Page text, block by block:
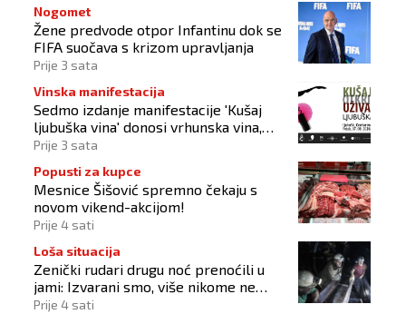
Nogomet
Žene predvode otpor Infantinu dok se
FIFA suočava s krizom upravljanja
Prije 3 sata
Vinska manifestacija
Sedmo izdanje manifestacije 'Kušaj
ljubuška vina' donosi vrhunska vina,
gastronomiju i glazbu
Prije 3 sata
Popusti za kupce
Mesnice Šišović spremno čekaju s
novom vikend-akcijom!
Prije 4 sati
Loša situacija
Zenički rudari drugu noć prenoćili u
jami: Izvarani smo, više nikome ne
vjerujemo
Prije 4 sati